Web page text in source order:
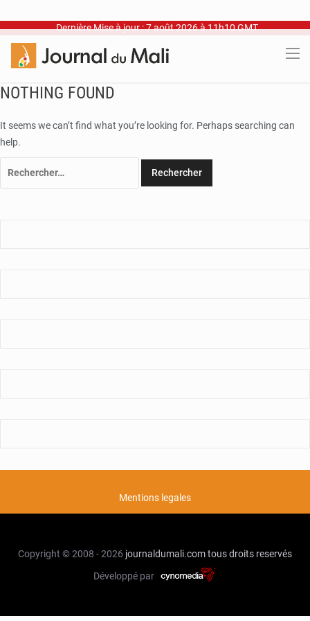
Dernière Mise à jour : 7 août 2026 à 11h10 GMT
NOTHING FOUND
It seems we can’t find what you’re looking for. Perhaps searching can
help.
Mentions legales
Copyright © 2008 - 2026 journaldumali.comtous droits reservés
Développé par